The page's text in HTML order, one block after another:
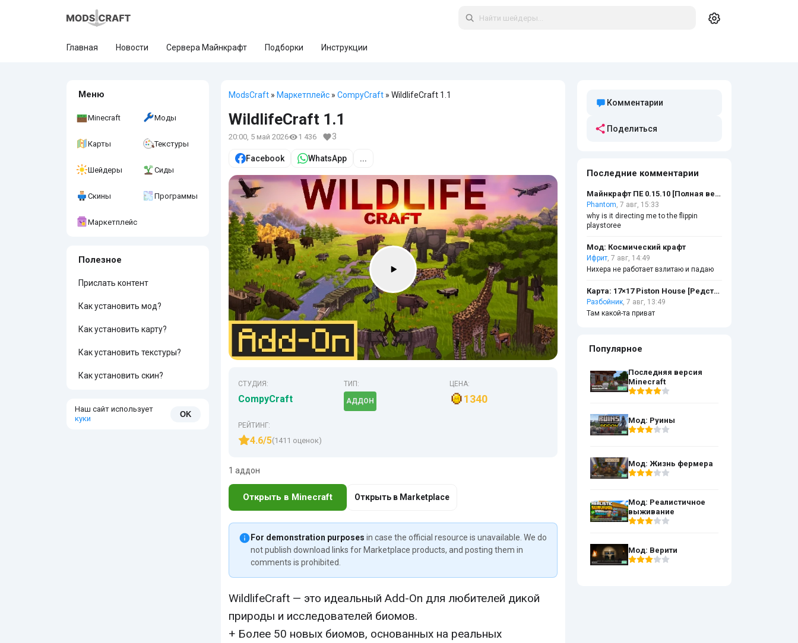
Главная Новости Сервера Майнкрафт Подборки Инструкции
Меню
Minecraft Моды
Карты Текстуры
Шейдеры Сиды
Скины Программы
Маркетплейс
Полезное
Прислать контент
Как установить мод?
Как установить карту?
Как установить текстуры?
Как установить скин?
Наш сайт использует
куки
OK
ModsCraft » Маркетплейс » CompyCraft » WildlifeCraft 1.1
WildlifeCraft 1.1
20:00, 5 май 2026 1 436 3
Facebook WhatsApp ...
СТУДИЯ:
CompyCraft
ТИП:
АДДОН
ЦЕНА:
1340
РЕЙТИНГ:
4.6/5(1411 оценок)
1 аддон
Открыть в Minecraft Открыть в Marketplace
For demonstration purposes in case the official resource is unavailable. We do
not publish download links for Marketplace products, and posting them in
comments is prohibited.
WildlifeCraft — это идеальный Add-On для любителей дикой
природы и исследователей биомов.
+ Более 50 новых биомов, основанных на реальных
Комментарии
Поделиться
Последние комментарии
Майнкрафт ПЕ 0.15.10 [Полная версия]
Phantom, 7 авг, 15:33
why is it directing me to the flippin
playstoree
Мод: Космический крафт
Ифрит, 7 авг, 14:49
Нихера не работает взлитаю и падаю
Карта: 17×17 Piston House [Редстоун]
Разбойник, 7 авг, 13:49
Там какой-та приват
Популярное
Последняя версия
Minecraft
Мод: Руины
Мод: Жизнь фермера
Мод: Реалистичное
выживание
Мод: Верити